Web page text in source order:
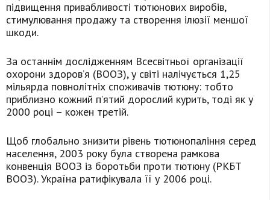
підвищення привабливості тютюнових виробів,
стимулювання продажу та створення ілюзії меншої
шкоди.
За останнім дослідженням Всесвітньої організації
охорони здоров’я (ВООЗ), у світі налічується 1,25
мільярда повнолітніх споживачів тютюну: тобто
приблизно кожний п’ятий дорослий курить, тоді як у
2000 році – кожен третій.
Щоб глобально знизити рівень тютюнопаління серед
населення, 2003 року була створена рамкова
конвенція ВООЗ із боротьби проти тютюну (РКБТ
ВООЗ). Україна ратифікувала її у 2006 році.